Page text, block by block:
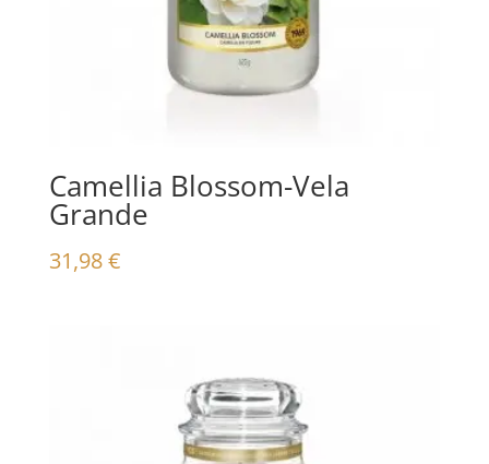
Camellia Blossom-Vela
Grande
31,98€